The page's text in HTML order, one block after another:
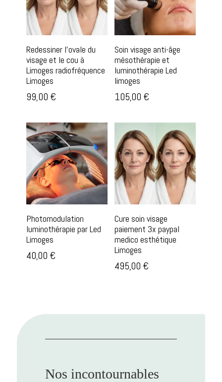
Redessiner l’ovale du
visage et le cou à
Limoges radiofréquence
Limoges
99,00 €
Soin visage anti-âge
mésothérapie et
luminothérapie Led
limoges
105,00 €
Photomodulation
luminothérapie par Led
Limoges
40,00 €
Cure soin visage
paiement 3x paypal
medico esthétique
Limoges
495,00 €
Nos incontournables